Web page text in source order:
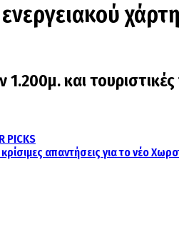
και τουριστικές
PICKS